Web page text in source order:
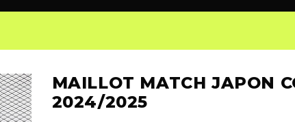
MAILLOT MATCH JAPON
2024/2025